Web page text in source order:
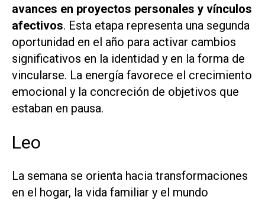
avances en proyectos personales y vínculos
afectivos. Esta etapa representa una segunda
oportunidad en el año para activar cambios
significativos en la identidad y en la forma de
vincularse. La energía favorece el crecimiento
emocional y la concreción de objetivos que
estaban en pausa.
Leo
La semana se orienta hacia transformaciones
en el hogar, la vida familiar y el mundo